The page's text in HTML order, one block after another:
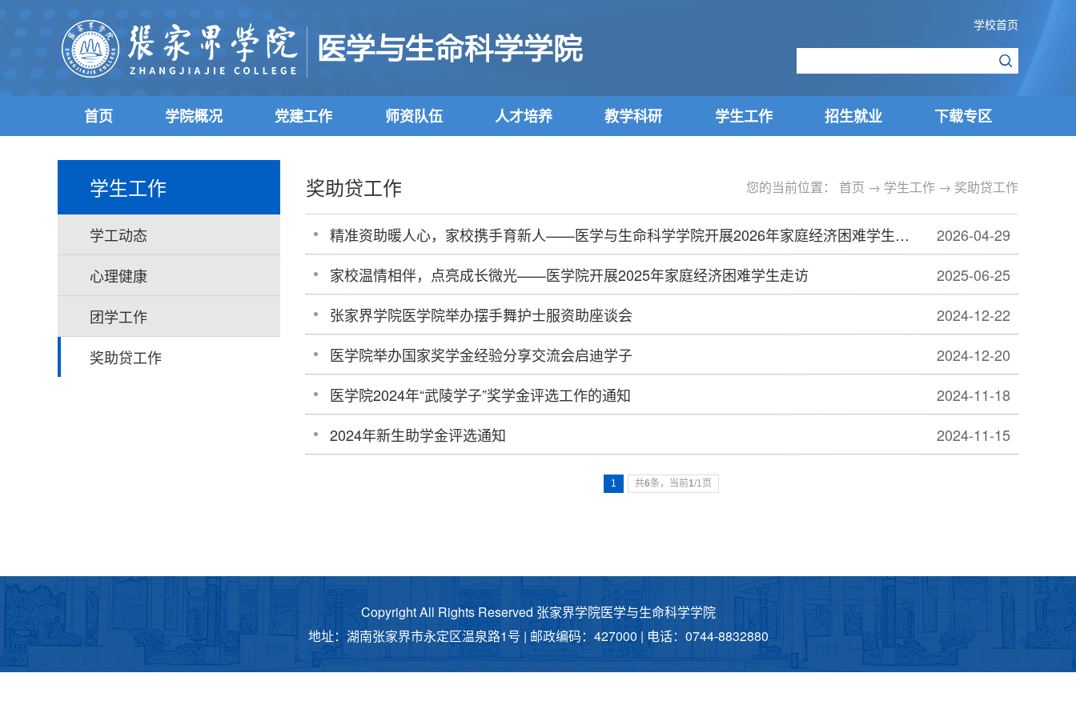
学校首页
首页 学院概况 党建工作 师资队伍 人才培养 教学科研 学生工作 招生就业 下载专区
学生工作
学工动态
心理健康
团学工作
奖助贷工作
奖助贷工作 您的当前位置： 首页 → 学生工作 → 奖助贷工作
2026-04-29
精准资助暖人心，家校携手育新人——医学与生命科学学院开展2026年家庭经济困难学生实地走访活动
2025-06-25
家校温情相伴，点亮成长微光——医学院开展2025年家庭经济困难学生走访
2024-12-22
张家界学院医学院举办摆手舞护士服资助座谈会
2024-12-20
医学院举办国家奖学金经验分享交流会启迪学子
2024-11-18
医学院2024年“武陵学子”奖学金评选工作的通知
2024-11-15
2024年新生助学金评选通知
1 共6条，当前1/1页
Copyright All Rights Reserved 张家界学院医学与生命科学学院
地址：湖南张家界市永定区温泉路1号 | 邮政编码：427000 | 电话：0744-8832880